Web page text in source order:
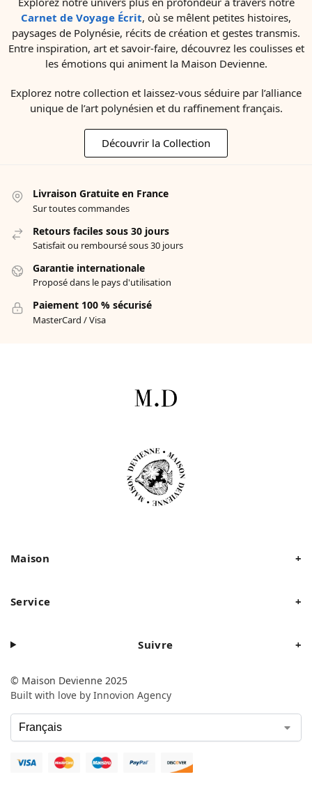
Carnet de Voyage Écrit, où se mêlent petites histoires,
paysages de Polynésie, récits de création et gestes transmis.
Entre inspiration, art et savoir-faire, découvrez les coulisses et
les émotions qui animent la Maison Devienne.
Explorez notre collection et laissez-vous séduire par l’alliance
unique de l’art polynésien et du raffinement français.
Découvrir la Collection
Livraison Gratuite en France
Sur toutes commandes
Retours faciles sous 30 jours
Satisfait ou remboursé sous 30 jours
Garantie internationale
Proposé dans le pays d'utilisation
Paiement 100 % sécurisé
MasterCard / Visa
Maison +
Service +
Suivre +
© Maison Devienne 2025
Built with love by Innovion Agency